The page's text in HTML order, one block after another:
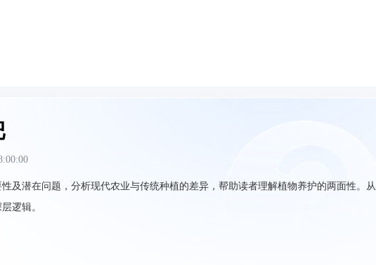
及潜在问题，分析现代农业与传统种植的差异，帮助读者理解植物养护的两面性。从
逻辑。